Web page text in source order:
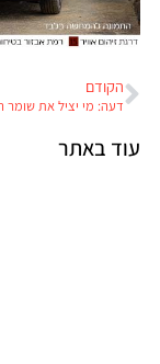
הקודם
עוד באתר